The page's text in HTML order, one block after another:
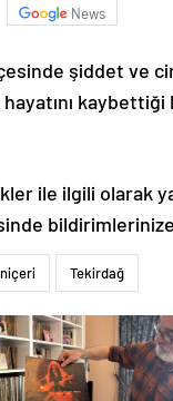
News
şiddet ve
kaybettiği
ile ilgili olarak
Tekirdağ